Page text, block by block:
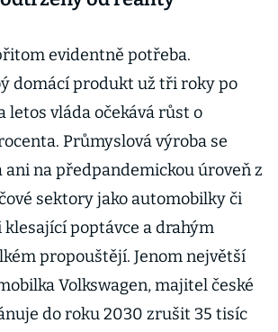
evidentně potřeba.
domácí produkt už tři roky po
letos vláda očekává růst o
Průmyslová výroba se
na předpandemickou úroveň z
sektory jako automobilky či
poptávce a drahým
propouštějí. Jenom největší
Volkswagen, majitel české
do roku 2030 zrušit 35 tisíc